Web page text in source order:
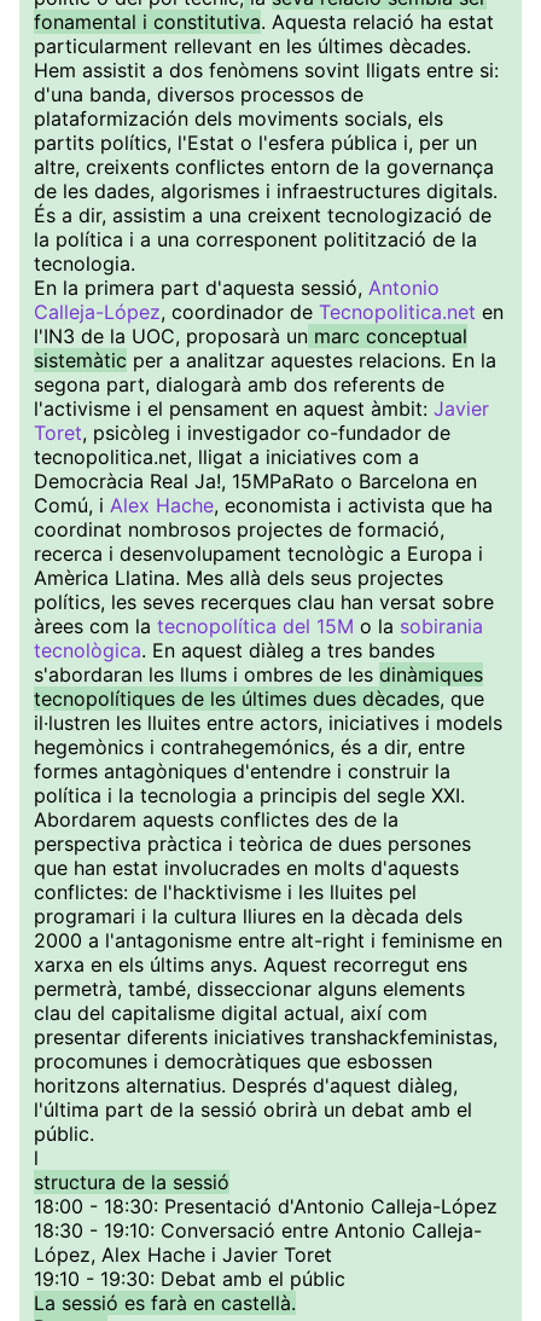
fonamental i constitutiva. Aquesta relació ha estat
particularment rellevant en les últimes dècades.
Hem assistit a dos fenòmens sovint lligats entre si:
d'una banda, diversos processos de
plataformización dels moviments socials, els
partits polítics, l'Estat o l'esfera pública i, per un
altre, creixents conflictes entorn de la governança
de les dades, algorismes i infraestructures digitals.
És a dir, assistim a una creixent tecnologizació de
la política i a una corresponent politització de la
tecnologia.
En la primera part d'aquesta sessió, Antonio
Calleja-López, coordinador de Tecnopolitica.net en
l'IN3 de la UOC, proposarà un marc conceptual
sistemàtic per a analitzar aquestes relacions. En la
segona part, dialogarà amb dos referents de
l'activisme i el pensament en aquest àmbit: Javier
Toret, psicòleg i investigador co-fundador de
tecnopolitica.net, lligat a iniciatives com a
Democràcia Real Ja!, 15MPaRato o Barcelona en
Comú, i Alex Hache, economista i activista que ha
coordinat nombrosos projectes de formació,
recerca i desenvolupament tecnològic a Europa i
Amèrica Llatina. Mes allà dels seus projectes
polítics, les seves recerques clau han versat sobre
àrees com la tecnopolítica del 15M o la sobirania
tecnològica. En aquest diàleg a tres bandes
s'abordaran les llums i ombres de les dinàmiques
tecnopolítiques de les últimes dues dècades, que
il·lustren les lluites entre actors, iniciatives i models
hegemònics i contrahegemónics, és a dir, entre
formes antagòniques d'entendre i construir la
política i la tecnologia a principis del segle XXI.
Abordarem aquests conflictes des de la
perspectiva pràctica i teòrica de dues persones
que han estat involucrades en molts d'aquests
conflictes: de l'hacktivisme i les lluites pel
programari i la cultura lliures en la dècada dels
2000 a l'antagonisme entre alt-right i feminisme en
xarxa en els últims anys. Aquest recorregut ens
permetrà, també, disseccionar alguns elements
clau del capitalisme digital actual, així com
presentar diferents iniciatives transhackfeministas,
procomunes i democràtiques que esbossen
horitzons alternatius. Després d'aquest diàleg,
l'última part de la sessió obrirà un debat amb el
públic.
l
structura de la sessió
18:00 - 18:30: Presentació d'Antonio Calleja-López
18:30 - 19:10: Conversació entre Antonio Calleja-
López, Alex Hache i Javier Toret
19:10 - 19:30: Debat amb el públic
La sessió es farà en castellà.